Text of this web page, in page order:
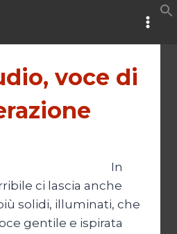
voce di
In
ci lascia anche
solidi, illuminati, che
gentile e ispirata